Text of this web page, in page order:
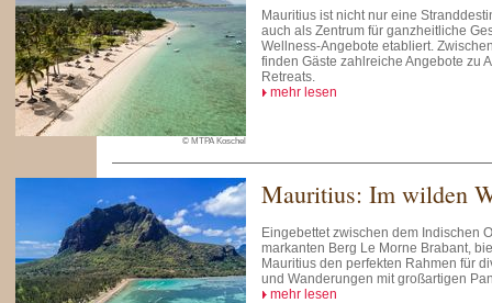
© MTPA Koschel
Mauritius ist nicht nur eine
auch als Zentrum für ganzheitliche
Wellness-Angebote etabliert.
finden Gäste zahlreiche Angebote zu
Retreats.
mehr lesen
Mauritius: Im wilden
Eingebettet zwischen dem Indischen
markanten Berg Le Morne Brabant,
Mauritius den perfekten Rahmen für
und Wanderungen mit großartigen
mehr lesen